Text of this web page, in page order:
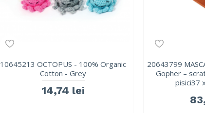
10645213 OCTOPUS - 100% Organic
Cotton - Grey
14,74 lei
20643799
Gopher –
pisici37